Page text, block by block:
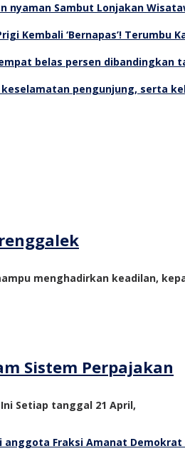
Sambut Lonjakan
Kembali ‘Bernapas’! Terumbu
menghadirkan keadilan,
Sistem Perpajakan
Ini Setiap tanggal 21 April,